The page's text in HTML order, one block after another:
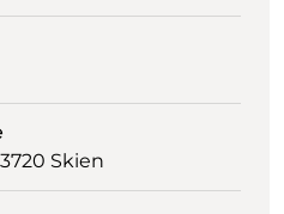
Skien